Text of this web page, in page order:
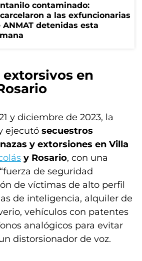
contaminado:
a las exfuncionarias
ANMAT detenidas esta
extorsivos en
y diciembre de 2023, la
ejecutó secuestros
y extorsiones en Villa
y Rosario, con una
de seguridad
de víctimas de alto perfil
de inteligencia, alquiler de
vehículos con patentes
analógicos para evitar
distorsionador de voz.